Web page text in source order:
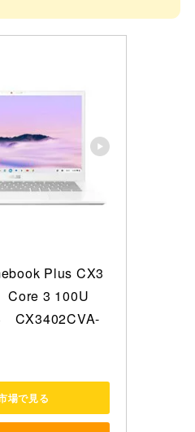
Plus CX3
Core 3 100U
CX3402CVA-
場で見る